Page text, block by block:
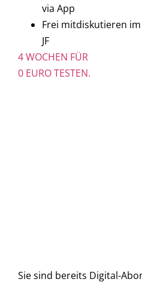
via App
Frei mitdiskutieren
JF
4 WOCHEN FÜR
0 EURO TESTEN.
Sie sind bereits Digital-